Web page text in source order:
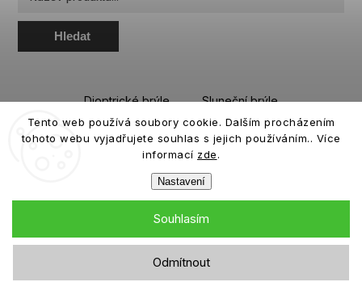
Tento web používá soubory cookie. Dalším procházením
tohoto webu vyjadřujete souhlas s jejich používáním.. Více
informací zde.
Nastavení
Odmítnout
Souhlasím
Hledat
Dioptrické brýle
Sluneční brýle
Sportovní brýle
Kontaktní čočky
Roztoky a oční kapky
Copyright 2026eiffeloptic.cz. Všechna práva vyhrazena.